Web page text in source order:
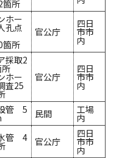
箇所
ホー
孔点
箇所
官公庁
四日
市市
内
採取2
ホー
査25
官公庁
四日
市市
内
管 5 民間 工場
内
管 4 官公庁
四日
市市
内